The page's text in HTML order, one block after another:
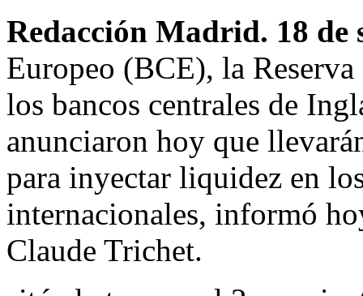
Redacción Madrid. 18 de
Europeo (BCE), la
los bancos centrales de
anunciaron hoy que
para inyectar liquidez en
internacionales, informó
Claude Trichet.